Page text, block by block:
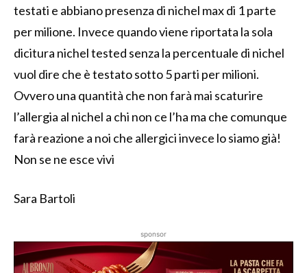
testati e abbiano presenza di nichel max di 1 parte
per milione. Invece quando viene riportata la sola
dicitura nichel tested senza la percentuale di nichel
vuol dire che è testato sotto 5 parti per milioni.
Ovvero una quantità che non farà mai scaturire
l’allergia al nichel a chi non ce l’ha ma che comunque
farà reazione a noi che allergici invece lo siamo già!
Non se ne esce vivi
Sara Bartoli
sponsor